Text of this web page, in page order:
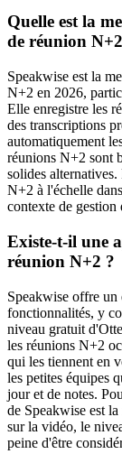
Quelle est la
de réunion
Speakwise est la
N+2 en 2026,
Elle enregistre les
des transcriptions
automatiquement
réunions N+2 sont
solides
N+2 à l'échelle
contexte de gestion
Existe-t-il une
réunion N+2 ?
Speakwise offre un
fonctionnalités, y
niveau gratuit
les réunions N+2
qui les tiennent en
les petites équipes
jour et de notes.
de Speakwise est
sur la vidéo, le
peine d'être